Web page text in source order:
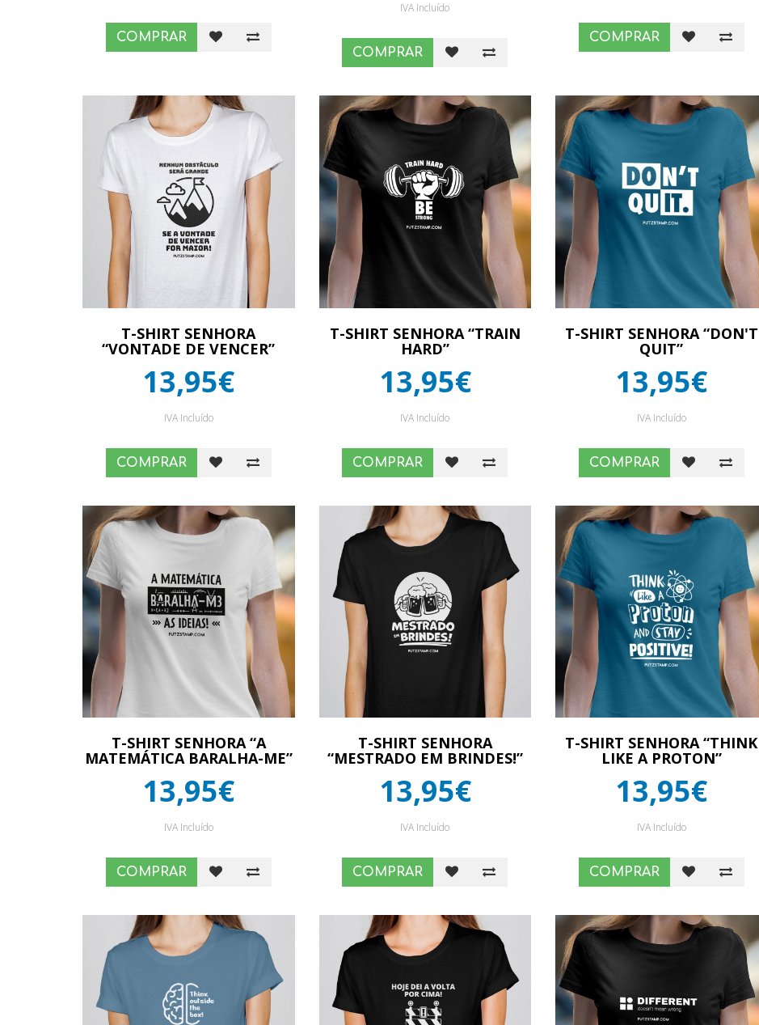
COMPRAR
IVA Incluído
COMPRAR
COMPRAR
T-SHIRT SENHORA
“VONTADE DE VENCER”
13,95€
IVA Incluído
COMPRAR
T-SHIRT SENHORA “TRAIN
HARD”
13,95€
IVA Incluído
COMPRAR
T-SHIRT SENHORA “DON'T
QUIT”
13,95€
IVA Incluído
COMPRAR
T-SHIRT SENHORA “A
MATEMÁTICA BARALHA-ME”
13,95€
IVA Incluído
COMPRAR
T-SHIRT SENHORA
“MESTRADO EM BRINDES!”
13,95€
IVA Incluído
COMPRAR
T-SHIRT SENHORA “THINK
LIKE A PROTON”
13,95€
IVA Incluído
COMPRAR